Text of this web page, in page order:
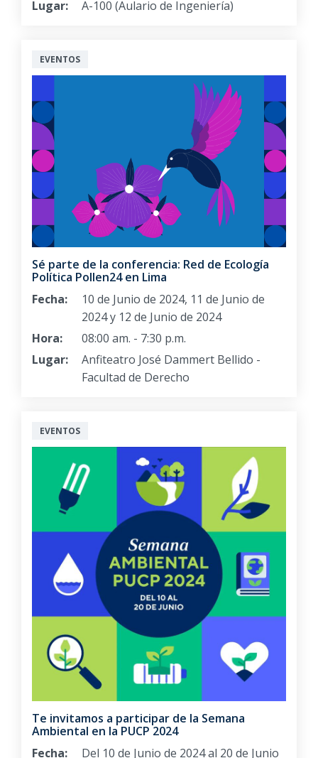
Lugar: A-100 (Aulario de Ingeniería)
EVENTOS
Sé parte de la conferencia: Red de Ecología
Política Pollen24 en Lima
Fecha:
10 de Junio de 2024, 11 de Junio de
2024 y 12 de Junio de 2024
Hora:
08:00 am. - 7:30 p.m.
Lugar:
Anfiteatro José Dammert Bellido -
Facultad de Derecho
EVENTOS
Te invitamos a participar de la Semana
Ambiental en la PUCP 2024
Fecha:
Del 10 de Junio de 2024 al 20 de Junio